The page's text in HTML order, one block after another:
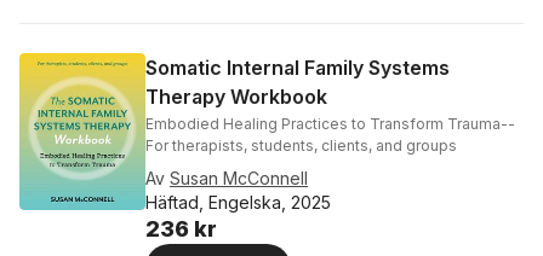
Somatic Internal Family Systems
Therapy Workbook
Embodied Healing Practices to Transform Trauma--
For therapists, students, clients, and groups
Av Susan McConnell
Häftad, Engelska, 2025
236 kr